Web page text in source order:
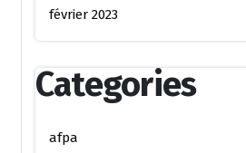
février 2023
Categories
afpa